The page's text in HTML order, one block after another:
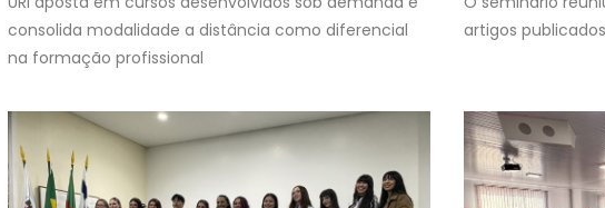
consolida modalidade a distância como diferencial
na formação profissional
artigos